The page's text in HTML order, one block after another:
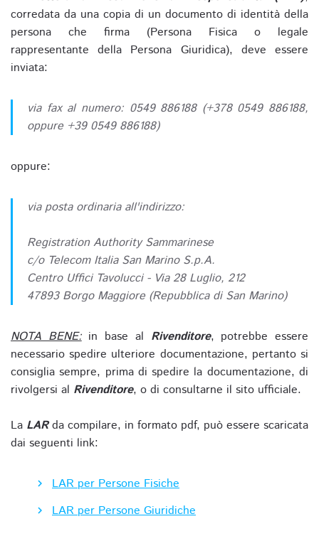
corredata da una copia di un documento di identità della
persona che firma (Persona Fisica o legale
rappresentante della Persona Giuridica), deve essere
inviata:
via fax al numero: 0549 886188 (+378 0549 886188,
oppure +39 0549 886188)
oppure:
via posta ordinaria all'indirizzo:
Registration Authority Sammarinese
c/o Telecom Italia San Marino S.p.A.
Centro Uffici Tavolucci - Via 28 Luglio, 212
47893 Borgo Maggiore (Repubblica di San Marino)
NOTA BENE:in base al Rivenditore, potrebbe essere
necessario spedire ulteriore documentazione, pertanto si
consiglia sempre, prima di spedire la documentazione, di
rivolgersi al Rivenditore, o di consultarne il sito ufficiale.
La LARda compilare, in formato pdf, può essere scaricata
dai seguenti link:
LAR per Persone Fisiche
LAR per Persone Giuridiche